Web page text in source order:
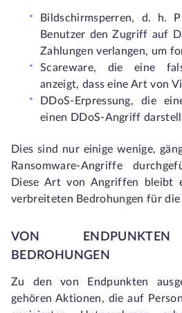
Bildschirmsperren, d. h.
Benutzer den Zugriff auf
Zahlungen verlangen, um
Scareware, die eine
anzeigt, dass eine Art von
DDoS-Erpressung, die
einen DDoS-Angriff
Dies sind nur einige wenige,
Ransomware-Angriffe
Diese Art von Angriffen bleibt
verbreiteten Bedrohungen für
VON ENDPUNKTEN
BEDROHUNGEN
Zu den von Endpunkten
gehören Aktionen, die auf